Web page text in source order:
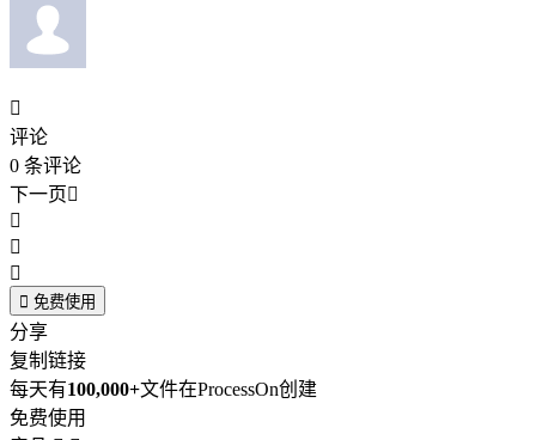

评论
0 条评论
下一页



 免费使用
分享
复制链接
每天有100,000+文件在ProcessOn创建
免费使用